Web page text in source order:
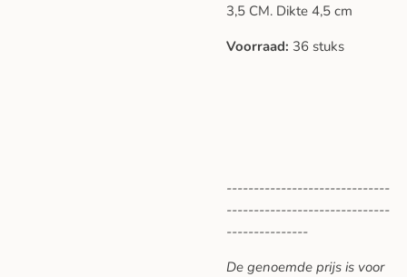
3,5 CM. Dikte 4,5 cm
Voorraad: 36 stuks
------------------------------
------------------------------
---------------
De genoemde prijs is voor